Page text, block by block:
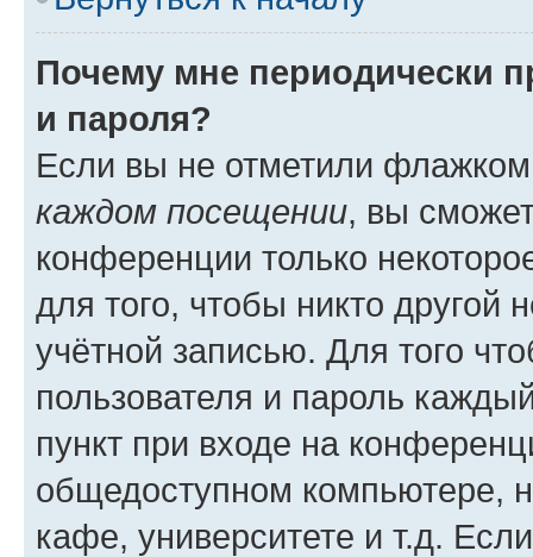
Почему мне периодически
и пароля?
Если вы не отметили
каждом посещении, вы
конференции только
для того, чтобы никто другой
учётной записью. Для того
пользователя и пароль
пункт при входе на
общедоступном компьютере,
кафе, университете и т.д.